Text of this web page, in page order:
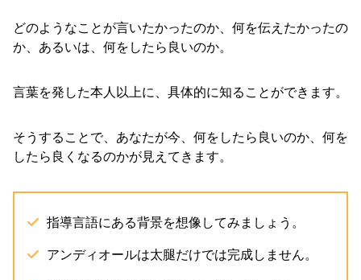
どのようなことが言いたかったのか、何を伝えたかったの
か、あるいは、何をしたら良いのか。
言葉を発した本人以上に、具体的に知ることができます。
そうすることで、あなたが今、何をしたら良いのか、何を
したら良くなるのかが見えてきます。
指導言語にある背景を想像してみましょう。
アンディオールは太腿だけでは完成しません。